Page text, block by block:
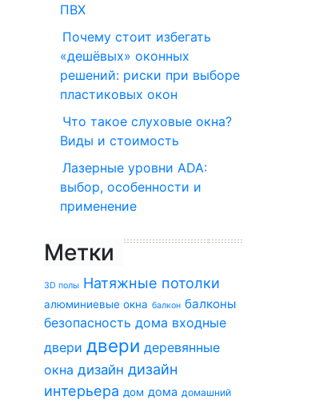
ПВХ
Почему стоит избегать
«дешёвых» оконных
решений: риски при выборе
пластиковых окон
Что такое слуховые окна?
Виды и стоимость
Лазерные уровни ADA:
выбор, особенности и
применение
Метки
3D полы Натяжные потолки
алюминиевые окна балкон балконы
безопасность дома входные
двери двери деревянные
окна дизайн дизайн
интерьера дом дома домашний